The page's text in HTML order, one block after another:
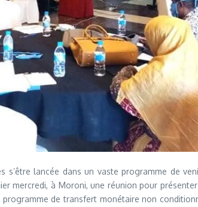
lancée dans un vaste programme de
mercredi, à Moroni, une réunion pour
programme de transfert monétaire non